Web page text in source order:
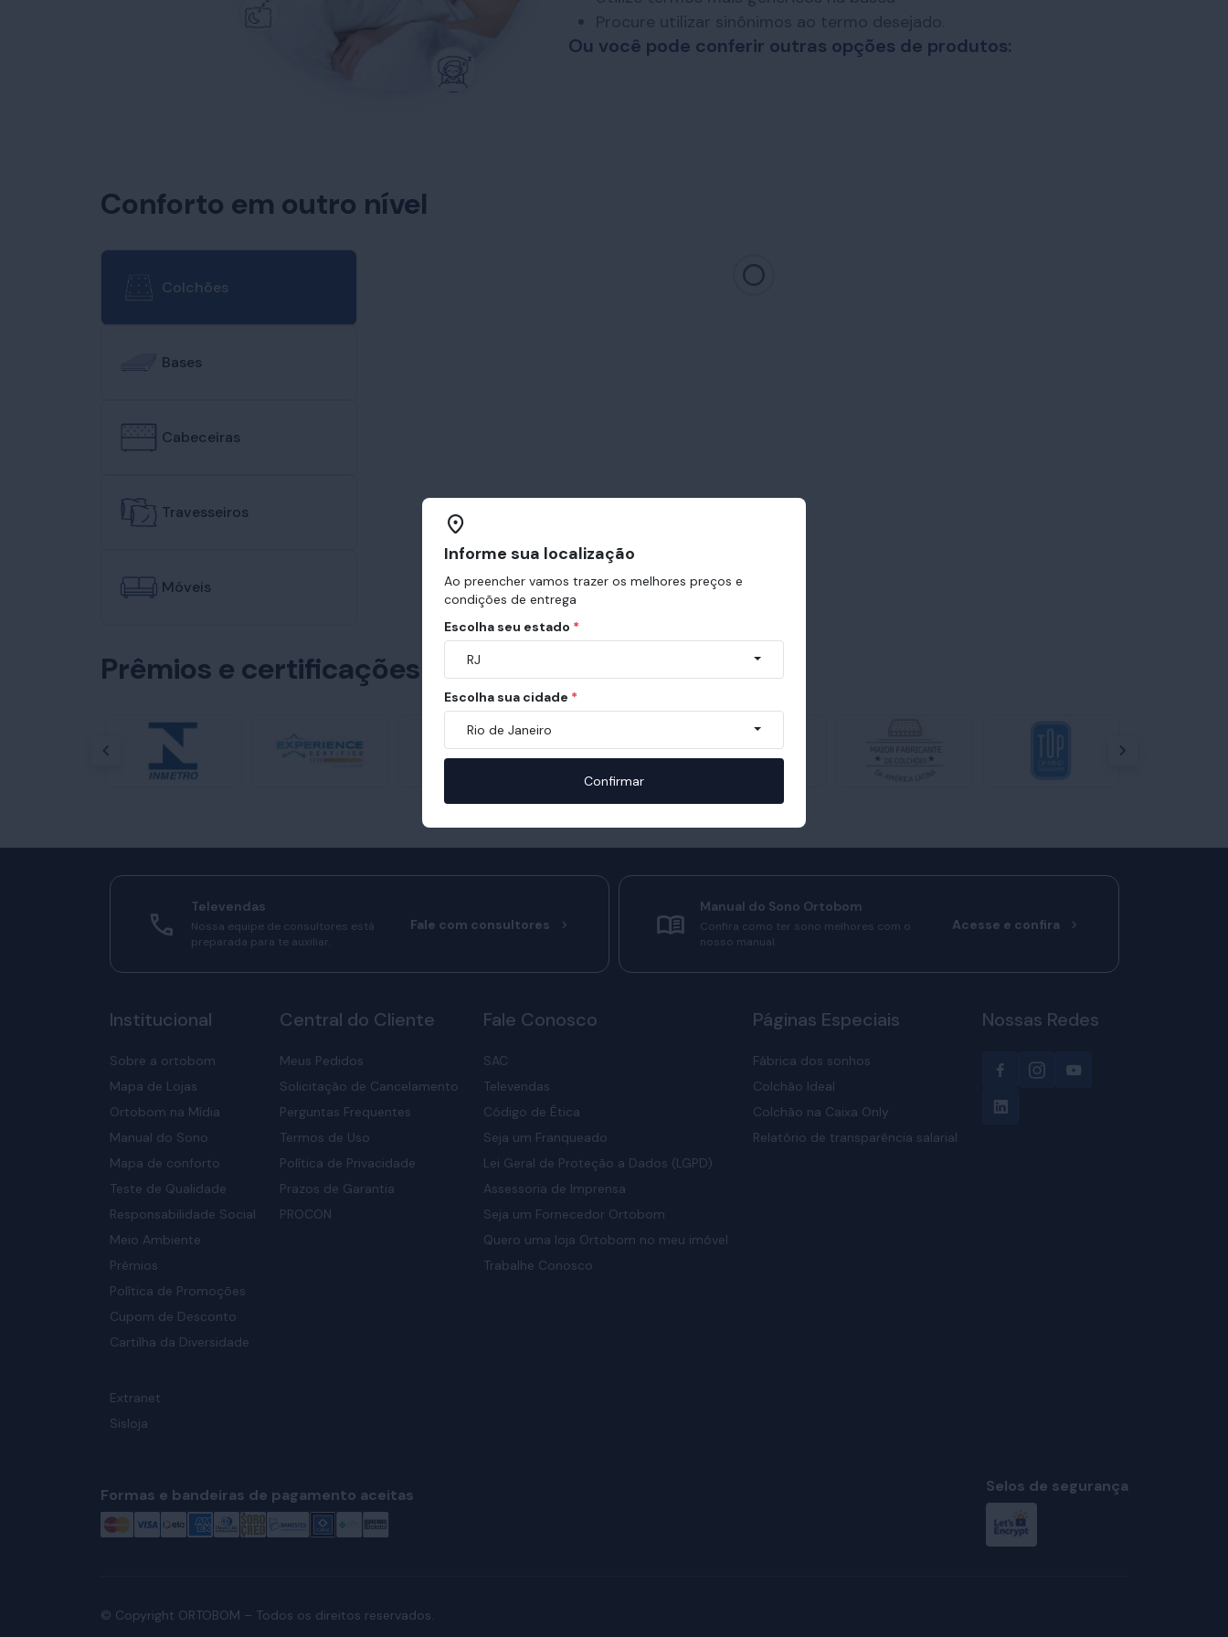
Procure utilizar sinônimos ao termo desejado.
Ou você pode conferir outras opções de produtos:
Conforto em outro nível
Colchões
Bases
Cabeceiras
Travesseiros
Móveis
Prêmios e certificações recebidas pelo Ortobom
Televendas
Nossa equipe de consultores está
preparada para te auxiliar.
Fale com consultores
Manual do Sono Ortobom
Confira como ter sono melhores com o
nosso manual.
Acesse e confira
Institucional
Sobre a ortobom
Mapa de Lojas
Ortobom na Mídia
Manual do Sono
Mapa de conforto
Teste de Qualidade
Responsabilidade Social
Meio Ambiente
Prêmios
Política de Promoções
Cupom de Desconto
Cartilha da Diversidade
Extranet
Sisloja
Central do Cliente
Meus Pedidos
Solicitação de Cancelamento
Perguntas Frequentes
Termos de Uso
Política de Privacidade
Prazos de Garantia
PROCON
Fale Conosco
SAC
Televendas
Código de Ética
Seja um Franqueado
Lei Geral de Proteção a Dados (LGPD)
Assessoria de Imprensa
Seja um Fornecedor Ortobom
Quero uma loja Ortobom no meu imóvel
Trabalhe Conosco
Páginas Especiais
Fábrica dos sonhos
Colchão Ideal
Colchão na Caixa Only
Relatório de transparência salarial
Nossas Redes
Formas e bandeiras de pagamento aceitas Selos de segurança
© Copyright ORTOBOM – Todos os direitos reservados.
Informe sua localização
Ao preencher vamos trazer os melhores preços e
condições de entrega
Escolha seu estado *
RJ
Escolha sua cidade *
Rio de Janeiro
Confirmar